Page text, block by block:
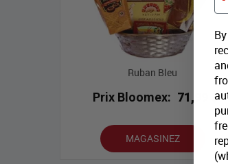
Ruban Bleu
Prix Bloomex: 71,99 $
MAGASINEZ